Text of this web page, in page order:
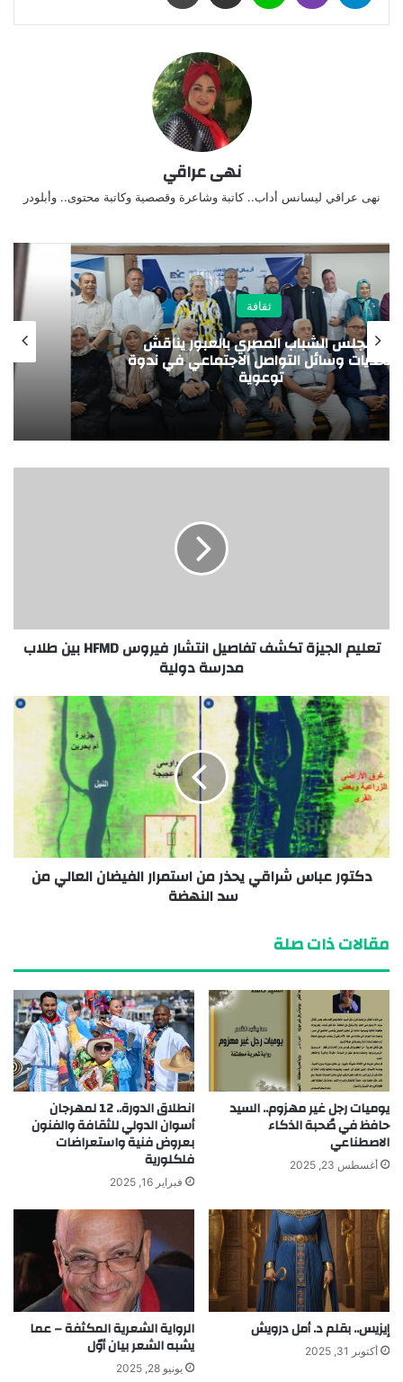
نهى عراقي
نهى عراقي ليسانس أداب.. كاتبة وشاعرة وقصصية وكاتبة محتوى.. وأبلودر
ثقافة
الخط التصاعدي في قصيدة النثر عند الدكتورة
/أمل درويش
تعليم الجيزة تكشف تفاصيل انتشار فيروس HFMD بين طلاب
مدرسة دولية
دكتور عباس شراقي يحذر من استمرار الفيضان العالي من
سد النهضة
مقالات ذات صلة
يوميات رجل غير مهزوم.. السيد
حافظ في صُحبة الذكاء
الاصطناعي
أغسطس 23, 2025
انطلاق الدورة.. 12 لمهرجان
أسوان الدولي للثقافة والفنون
بعروض فنية واستعراضات
فلكلورية
فبراير 16, 2025
إيزيس.. بقلم د. أمل درويش
أكتوبر 31, 2025
الرواية الشعرية المكثفة – عما
يشبه الشعر بيان أوّل
يونيو 28, 2025